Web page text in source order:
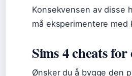
Konsekvensen av disse
må eksperimentere
Sims 4 cheats
Ønsker du å bygge den